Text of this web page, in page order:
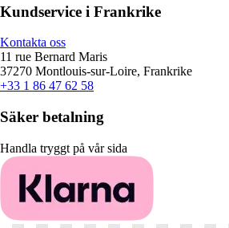
Kundservice i Frankrike
Kontakta oss
11 rue Bernard Maris
37270 Montlouis-sur-Loire, Frankrike
+33 1 86 47 62 58
Säker betalning
Handla tryggt på vår sida